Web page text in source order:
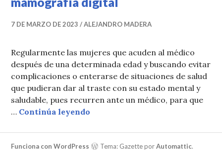
7 DE MARZO DE 2023 ALEJANDRO MADERA
Regularmente las mujeres que acuden al médico
después de una determinada edad y buscando evitar
complicaciones o enterarse de situaciones de salud
que pudieran dar al traste con su estado mental y
saludable, pues recurren ante un médico, para que
… Continúa leyendo
Funciona con WordPress Tema: Gazette porAutomattic.